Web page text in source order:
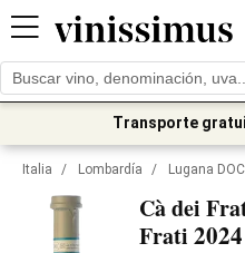
Transporte
Italia / Lombardía / Lugana DOC
Cà dei
Frati 2024